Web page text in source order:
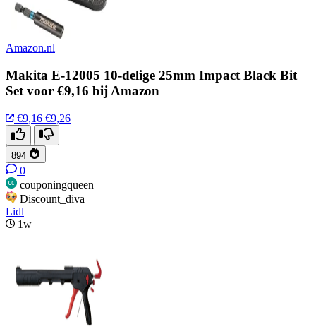
Amazon.nl
Makita E-12005 10-delige 25mm Impact Black Bit
Set voor €9,16 bij Amazon
€9,16 €9,26
894
0
couponingqueen
Discount_diva
Lidl
1w